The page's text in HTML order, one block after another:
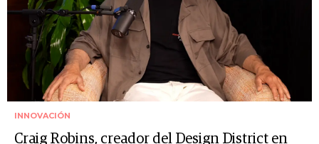
INNOVACIÓN
Craig Robins, creador del Design District en